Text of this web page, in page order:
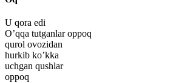
U qora edi
O’qqa tutganlar oppoq
qurol ovozidan
hurkib ko’kka
uchgan qushlar
oppoq